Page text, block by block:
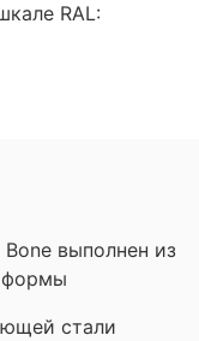
RAL:
выполнен из
формы
стали